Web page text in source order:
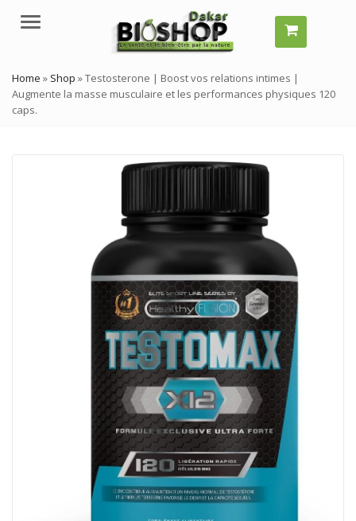
Menu
Home » Shop »Testosterone | Boost vos relations intimes |
Augmente la masse musculaire et les performances physiques 120
caps.